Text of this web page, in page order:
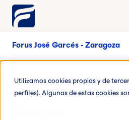
Utilizamos cookies propias y de
perfiles). Algunas de estas cookies
Forus José Garcés - Zaragoza